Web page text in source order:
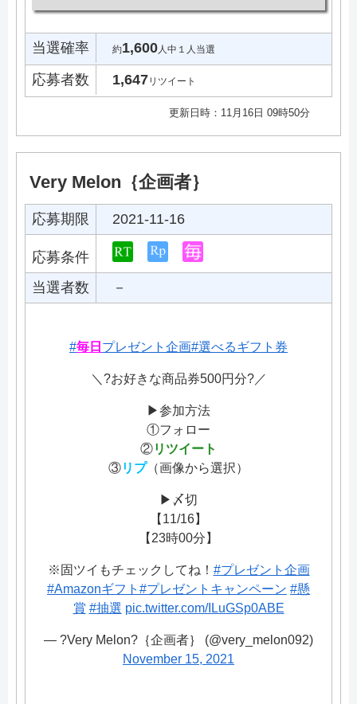
当選確率 約1,600人中１人当選
応募者数 1,647リツイート
更新日時：11月16日 09時50分
Very Melon｛企画者｝
応募期限 2021-11-16
応募条件
当選者数
－
#毎日 プレゼント企画#選べるギフト券
＼?お好きな商品券500円分?／
▶︎参加方法
①フォロー
②リツイート
③リプ（画像から選択）
▶︎〆切
【11/16】
【23時00分】
※固ツイもチェックしてね！ #プレゼント企画
#Amazonギフト #プレゼントキャンペーン #懸
賞 #抽選 pic.twitter.com/ILuGSp0ABE
— ?Very Melon?｛企画者｝ (@very_melon092)
November 15, 2021